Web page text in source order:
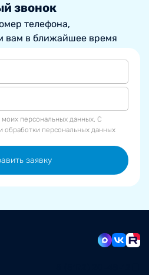
звонок
телефона,
вам в ближайшее время
моих персональных данных. С
обработки персональных данных
заявку